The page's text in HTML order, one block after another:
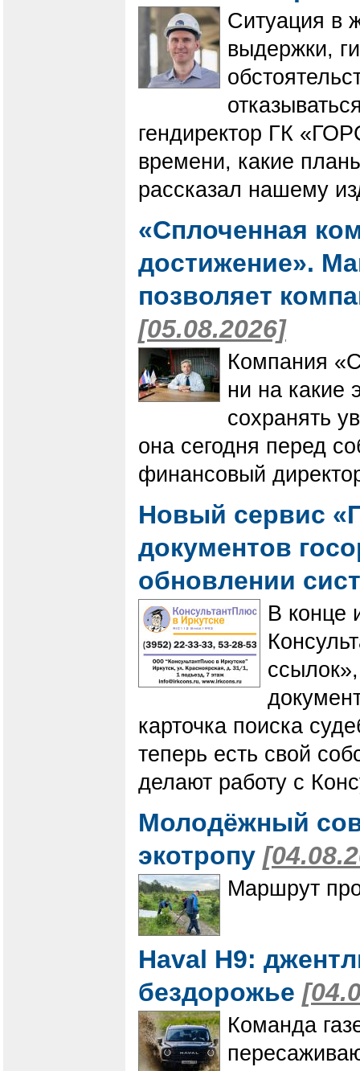
Ситуация в
выдержки,
гендиректор ГК
времени, какие
рассказал нашему
«Сплоченная
достижение».
позволяет
[05.08.2026]
Компания
ни на какие
сохранять
она сегодня перед
финансовый
Новый сервис
документов
обновлении
В конце
карточка поиска
теперь есть свой
делают работу с
Молодёжный
экотропу
Маршрут
Haval H9:
бездорожье
Команда